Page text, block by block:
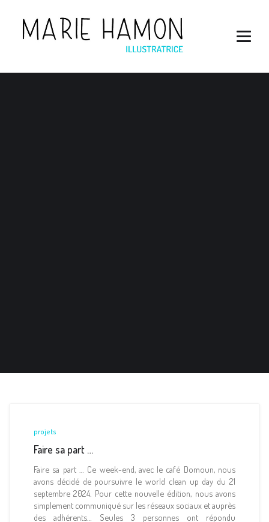
projets
Faire sa part …
Faire sa part … Ce week-end, avec le café Domoun, nous
avons décidé de poursuivre le world clean up day du 21
septembre 2024. Pour cette nouvelle édition, nous avons
simplement communiqué sur les réseaux sociaux et auprès
des adhérents… Seules 3 personnes ont répondu